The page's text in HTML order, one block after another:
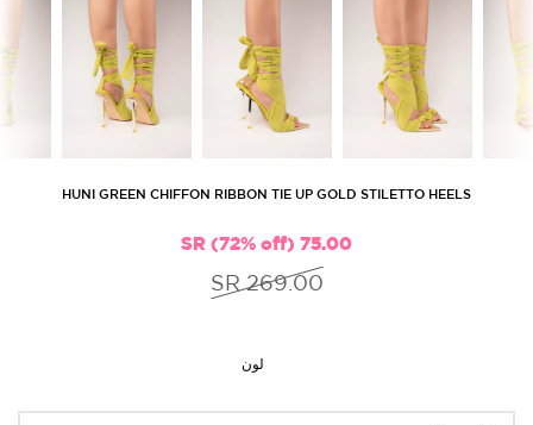
HUNI GREEN CHIFFON RIBBON TIE UP GOLD STILETTO HEELS
75.00 SR (72% off)
269.00 SR
لون